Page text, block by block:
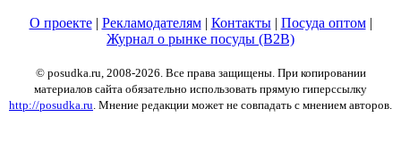
О проекте| Рекламодателям| Контакты| Посуда оптом|
Журнал о рынке посуды (B2B)
© posudka.ru, 2008-2026. Все права защищены. При копировании
материалов сайта обязательно использовать прямую гиперссылку
http://posudka.ru. Мнение редакции может не совпадать с мнением авторов.